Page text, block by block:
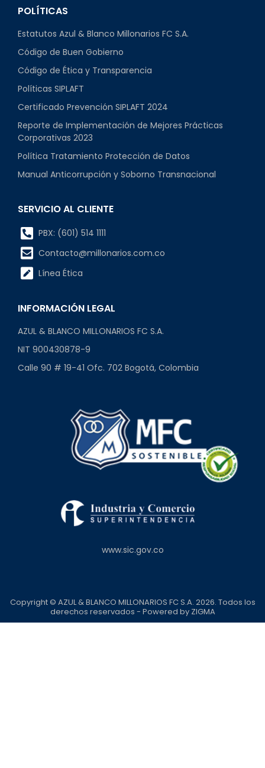
POLÍTICAS
Estatutos Azul & Blanco Millonarios FC S.A.
Código de Buen Gobierno
Código de Ética y Transparencia
Políticas SIPLAFT
Certificado Prevención SIPLAFT 2024
Reporte de Implementación de Mejores Prácticas
Corporativas 2023
Política Tratamiento Protección de Datos
Manual Anticorrupción y Soborno Transnacional
SERVICIO AL CLIENTE
PBX: (601) 514 1111
Contacto@millonarios.com.co
Línea Ética
INFORMACIÓN LEGAL
AZUL & BLANCO MILLONARIOS FC S.A.
NIT 900430878-9
Calle 90 # 19-41 Ofc. 702 Bogotá, Colombia
www.sic.gov.co
Copyright © AZUL & BLANCO MILLONARIOS FC S.A. 2026. Todos los
derechos reservados - Powered by ZIGMA